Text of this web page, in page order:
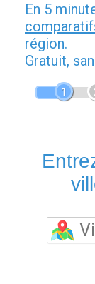
En 5
région.
Gratuit,
1